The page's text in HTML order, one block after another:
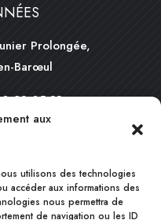
aux
utilisons des technologies
accéder aux informations des
nous permettra de
de navigation ou les ID
Prolongée,
Barœul
98 05 33
: